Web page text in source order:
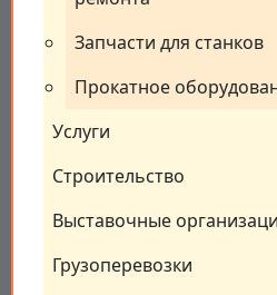
Запчасти для станков
Прокатное
Услуги
Строительство
Выставочные
Грузоперевозки